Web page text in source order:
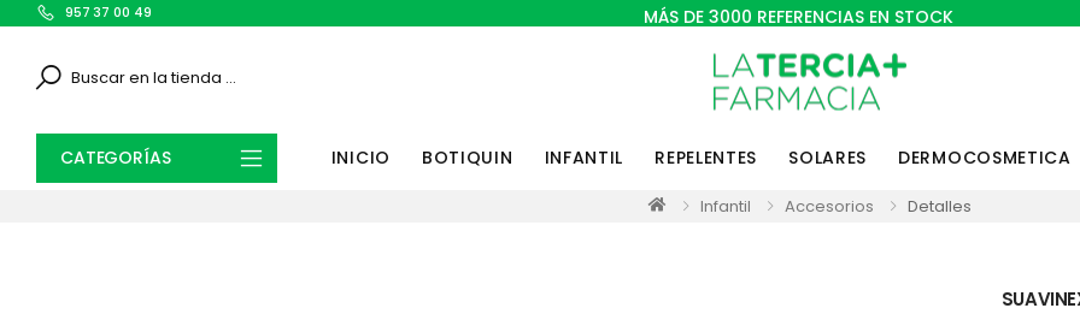
957 37 00 49
MÁS DE 3000 REFERENCIAS EN STOCK
CATEGORÍAS INICIO BOTIQUIN INFANTIL REPELENTES SOLARES DERMOCOSMETICA
Infantil Accesorios Detalles